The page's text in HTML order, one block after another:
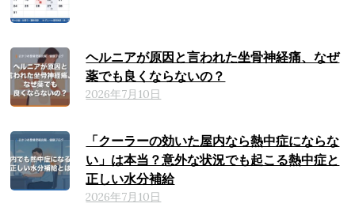
ヘルニアが原因と言われた坐骨神経痛、なぜ
薬でも良くならないの？
2026年7月10日
「クーラーの効いた屋内なら熱中症にならな
い」は本当？意外な状況でも起こる熱中症と
正しい水分補給
2026年7月10日